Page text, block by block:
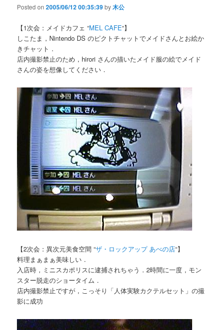
Posted on2005/06/12 00:35:39by木公
【1次会：メイドカフェ “MEL CAFE“】
しこたま，Nintendo DS のピクトチャットでメイドさんとお絵か
きチャット．
店内撮影禁止のため，hirori さんの描いたメイド服の絵でメイド
さんの姿を想像してください．
【2次会：異次元美食空間 “ザ・ロックアップ あべの店“】
料理まぁまぁ美味しい．
入店時，ミニスカポリスに逮捕されちゃう．2時間に一度，モン
スター脱走のショータイム．
店内撮影禁止ですが，こっそり「人体実験カクテルセット」の撮
影に成功